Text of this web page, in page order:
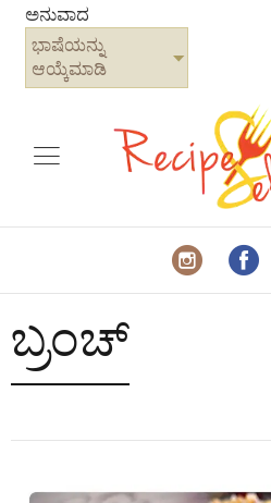
ಅನುವಾದ
ಭಾಷೆಯನ್ನು
ಆಯ್ಕೆಮಾಡಿ
ಬ್ರಂಚ್